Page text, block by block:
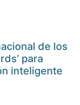
de los
para
inteligente